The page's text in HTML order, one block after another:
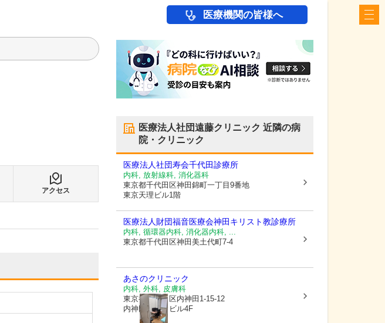
医療機関の皆様へ
アクセス
医療法人社団遠藤クリニック 近隣の病
院・クリニック
医療法人社団寿会千代田診療所
内科, 放射線科, 消化器科
東京都千代田区神田錦町一丁目9番地
東京天理ビル1階
医療法人財団福音医療会神田キリスト教診療所
内科, 循環器内科, 消化器内科, ...
東京都千代田区神田美土代町7-4
あさのクリニック
内科, 外科, 皮膚科
東京都千代田区内神田1-15-12
内神田サトウビル4F